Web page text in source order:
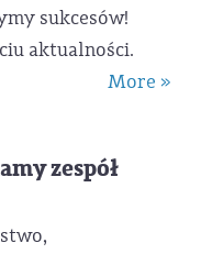
sukcesów!
aktualności.
More »
zespół